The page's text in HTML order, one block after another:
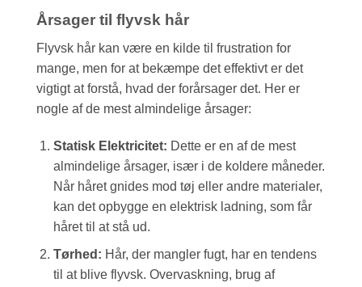
Årsager til flyvsk hår
Flyvsk hår kan være en kilde til frustration for
mange, men for at bekæmpe det effektivt er det
vigtigt at forstå, hvad der forårsager det. Her er
nogle af de mest almindelige årsager:
Statisk Elektricitet: Dette er en af de mest
almindelige årsager, især i de koldere måneder.
Når håret gnides mod tøj eller andre materialer,
kan det opbygge en elektrisk ladning, som får
håret til at stå ud.
Tørhed: Hår, der mangler fugt, har en tendens
til at blive flyvsk. Overvaskning, brug af